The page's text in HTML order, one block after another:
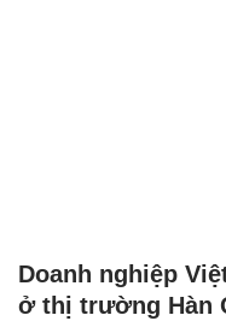
Doanh nghiệp
ở thị trường Hàn